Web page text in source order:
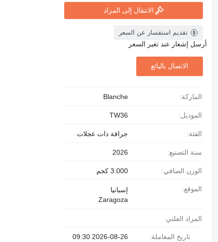
الانتقال إلى المزاد
تقديم استفسار عن السعر
أرسل إشعار عند تغير السعر
الاتصال بالبائع
الماركة: Blanche
الموديل: TW36
الفئة: جرافة ذات عجلات
سنة التصنيع: 2026
الوزن الصافي: 3.000 كجم
الموقع:
إسبانيا
Zaragoza
المزاد العلني
تاريخ المعاملة: 2026-08-26 09:30